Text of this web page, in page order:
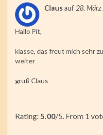
Clausauf 28. März
Hallo Pit,
klasse, das freut mich sehr
weiter
gruß Claus
Submit Rating
Rating: 5.00/5. From 1